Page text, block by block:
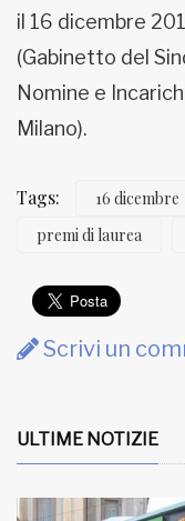
il 16 dicembre
(Gabinetto del
Nomine e
Milano).
Tags: 16 dicembre
premi di laurea
Scrivi un
ULTIME NOTIZIE